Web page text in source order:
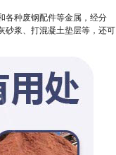
各种废钢配件等金属，经分
砂浆、打混凝土垫层等，还可